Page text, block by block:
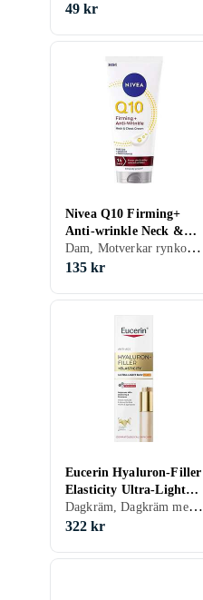
49 kr
Nivea Q10 Firming+
Anti-wrinkle Neck &
Chest Cream 200ml
Dam, Motverkar rynkor, Antioxidant, Uppstramande, Halskräm, Mogen
135 kr
Eucerin Hyaluron-Filler
Elasticity Ultra-Light
Dagkräm SPF50+ 50mlDagkräm, Dagkräm med SPF, Anti age, Dam, Motverkar rynkor, Alla, Mogen
322 kr